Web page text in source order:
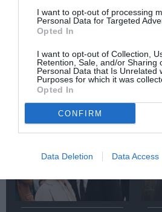
I want to opt-out of processing
Personal Data for Targeted
Opted In
I want to opt-out of Collection,
Retention, Sale, and/or Sharing
Personal Data that Is Unrelated
Purposes for which it was
Opted In
CONFIRM
Data Deletion Data Access
Μια φορά και ένας
λύκος: Η
Κοκκινοσκουφίτσα
Θέατρο Σαλαμίνας
Δημοφιλή